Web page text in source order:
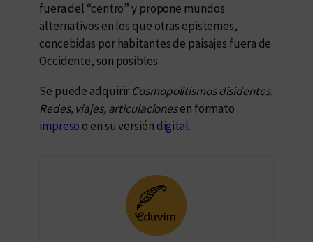
fuera del “centro” y propone mundos
alternativos en los que otras epistemes,
concebidas por habitantes de paisajes fuera de
Occidente, son posibles.
Se puede adquirir Cosmopolitismos disidentes.
Redes, viajes, articulacionesen formato
impreso o en su versión digital.